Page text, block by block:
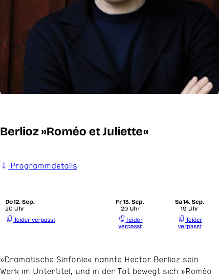
Berlioz »Roméo et Juliette«
Programmdetails
Do12. Sep.
20 Uhr
leider verpasst
Fr 13. Sep.
20 Uhr
leider
verpasst
Sa14. Sep.
19 Uhr
leider
verpasst
»Dramatische Sinfonie« nannte Hector Berlioz sein
Werk im Untertitel, und in der Tat bewegt sich »Roméo